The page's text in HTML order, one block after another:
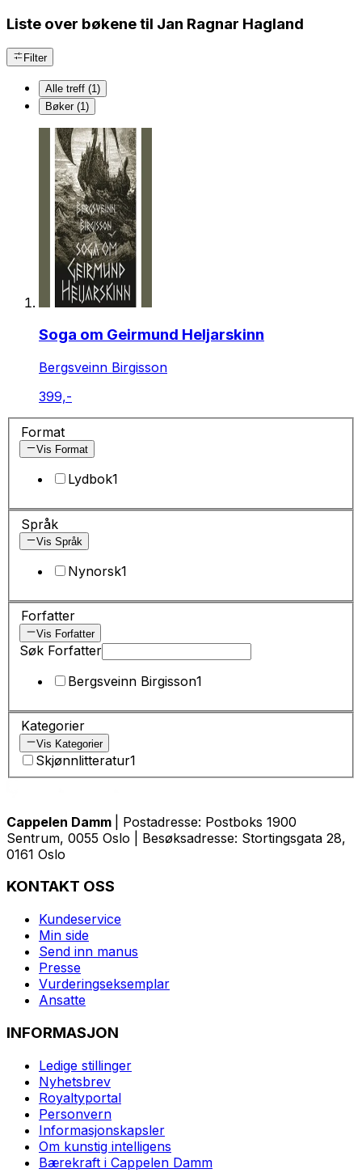
Liste over bøkene til Jan Ragnar Hagland
Filter
Alle treff (1)
Bøker (1)
Soga om Geirmund Heljarskinn
Bergsveinn Birgisson
399,-
Format
Vis Format
Lydbok1
Språk
Vis Språk
Nynorsk1
Forfatter
Vis Forfatter
Søk Forfatter
Bergsveinn Birgisson1
Kategorier
Vis Kategorier
Skjønnlitteratur1
Cappelen Damm
| Postadresse: Postboks 1900
Sentrum, 0055 Oslo | Besøksadresse: Stortingsgata 28,
0161 Oslo
KONTAKT OSS
Kundeservice
Min side
Send inn manus
Presse
Vurderingseksemplar
Ansatte
INFORMASJON
Ledige stillinger
Nyhetsbrev
Royaltyportal
Personvern
Informasjonskapsler
Om kunstig intelligens
Bærekraft i Cappelen Damm